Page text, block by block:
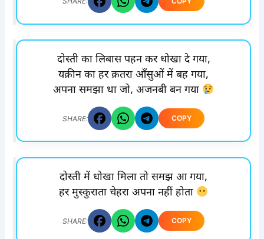
दोस्ती का लिबास पहन कर धोखा दे गया,
यक़ीन का हर क़तरा आँसुओं में बह गया,
अपना समझा था जो, अजनबी बन गया
SHARE: COPY
दोस्ती में धोखा मिला तो समझ आ गया,
हर मुस्कुराता चेहरा अपना नहीं होता
SHARE: COPY